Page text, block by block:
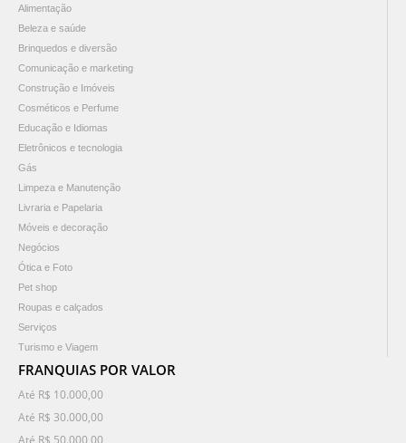
Alimentação
Beleza e saúde
Brinquedos e diversão
Comunicação e marketing
Construção e Imóveis
Cosméticos e Perfume
Educação e Idiomas
Eletrônicos e tecnologia
Gás
Limpeza e Manutenção
Livraria e Papelaria
Móveis e decoração
Negócios
Ótica e Foto
Pet shop
Roupas e calçados
Serviços
Turismo e Viagem
FRANQUIAS POR VALOR
Até R$ 10.000,00
Até R$ 30.000,00
Até R$ 50.000,00